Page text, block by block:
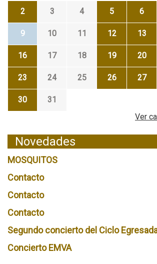
2 3 4 5 6
9 10 11 12 13
16 17 18 19 20
23 24 25 26 27
30
31
Ver
Novedades
MOSQUITOS
Contacto
Contacto
Contacto
Segundo concierto del Ciclo
Concierto EMVA